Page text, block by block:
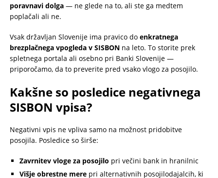
poravnavi dolga — ne glede na to, ali ste ga medtem
poplačali ali ne.
Vsak državljan Slovenije ima pravico do enkratnega
brezplačnega vpogleda v SISBON na leto. To storite prek
spletnega portala ali osebno pri Banki Slovenije —
priporočamo, da to preverite pred vsako vlogo za posojilo.
Kakšne so posledice negativnega
SISBON vpisa?
Negativni vpis ne vpliva samo na možnost pridobitve
posojila. Posledice so širše:
Zavrnitev vloge za posojilo pri večini bank in hranilnic
Višje obrestne mere pri alternativnih posojilodajalcih, ki